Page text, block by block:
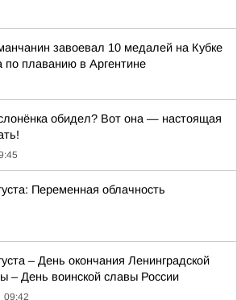
завоевал 10 медалей на Кубке
по плаванию в Аргентине
обидел? Вот она — настоящая
Переменная облачность
– День окончания Ленинградской
– День воинской славы России
09:42